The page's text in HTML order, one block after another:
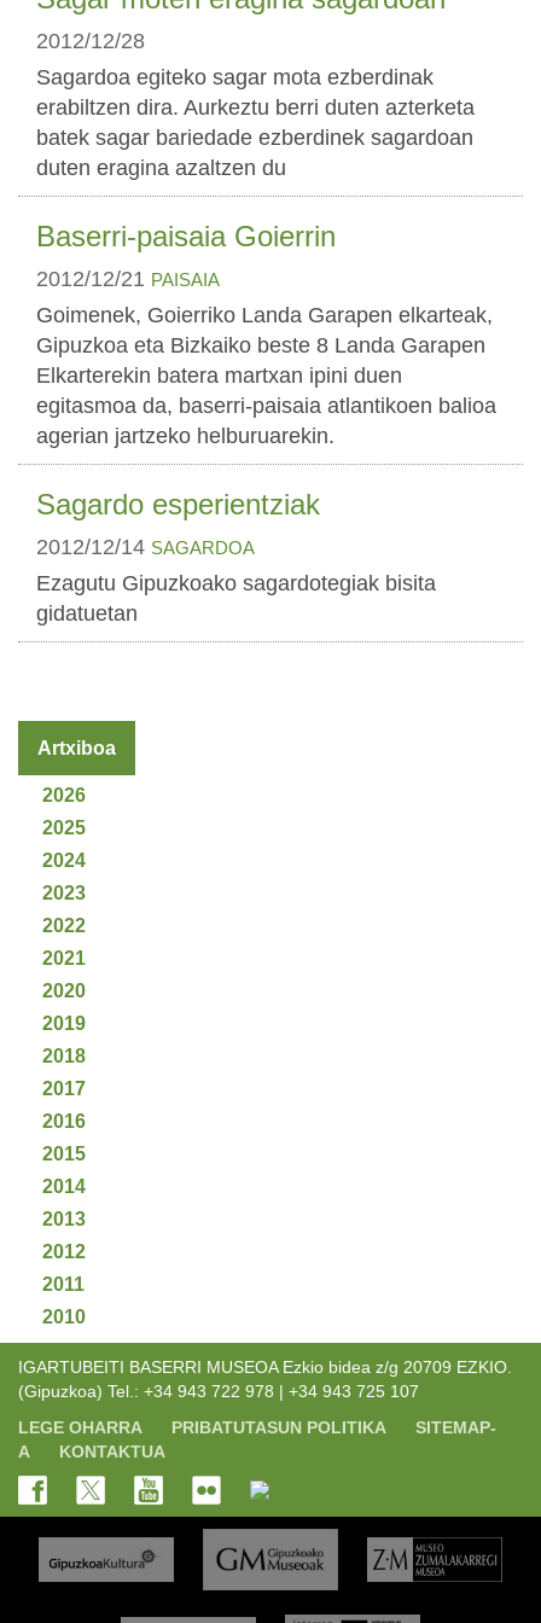
2012/12/28
Sagardoa egiteko sagar mota ezberdinak
erabiltzen dira. Aurkeztu berri duten azterketa
batek sagar bariedade ezberdinek sagardoan
duten eragina azaltzen du
Baserri-paisaia Goierrin
2012/12/21 PAISAIA
Goimenek, Goierriko Landa Garapen elkarteak,
Gipuzkoa eta Bizkaiko beste 8 Landa Garapen
Elkarterekin batera martxan ipini duen
egitasmoa da, baserri-paisaia atlantikoen balioa
agerian jartzeko helburuarekin.
Sagardo esperientziak
2012/12/14 SAGARDOA
Ezagutu Gipuzkoako sagardotegiak bisita
gidatuetan
Artxiboa
2026
2025
2024
2023
2022
2021
2020
2019
2018
2017
2016
2015
2014
2013
2012
2011
2010
IGARTUBEITI BASERRI MUSEOA Ezkio bidea z/g 20709 EZKIO.
(Gipuzkoa) Tel.: +34 943 722 978 | +34 943 725 107
LEGE OHARRA
PRIBATUTASUN POLITIKA
SITEMAP-
A
KONTAKTUA